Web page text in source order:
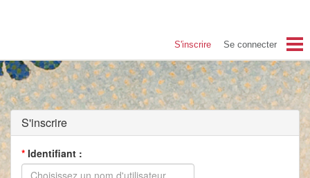
S'inscrire Se connecter
Accueil Coye29
Blog
S'inscrire
* Identifiant :